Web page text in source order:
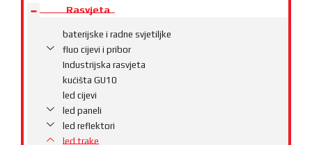
Rasvjeta
baterijske i radne svjetiljke
fluo cijevi i pribor
Industrijska rasvjeta
kućišta GU10
led cijevi
led paneli
led reflektori
led trake